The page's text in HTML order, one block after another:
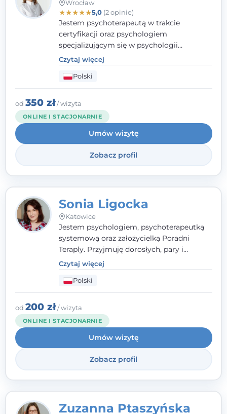
Wrocław
★★★★★5,0(2 opinie)
Jestem psychoterapeutą w trakcie
certyfikacji oraz psychologiem
specjalizującym się w psychologii
klinicznej. Ukończyłam również studia
podyplomowe z Praktycznej Diagnozy
Psychologicznej. Aktywnie uczestniczę w
działalności Polskiego Towarzystwa
Psychiatrycznego oraz Polskiego
Towarzystwa Psychologicznego, a także
jestem członkiem nadzwyczajnym
Wielkopolskiego Towarzystwa Terapii
Systemowej.
Czytaj więcej
Polski
od 350 zł/ wizyta
ONLINE I STACJONARNIE
Umów wizytę
Zobacz profil
Sonia Ligocka
Katowice
Jestem psychologiem, psychoterapeutką
systemową oraz założycielką Poradni
Teraply. Przyjmuję dorosłych, pary i
rodziny, dobierając metody do
indywidualnych zasobów pacjenta. Wierzę
w drzemiące w Tobie zasoby, które
pozwolą Ci wyjść z kryzysu - a jeśli jeszcze
ich nie widzisz, pomogę Ci je odsłonić.
Czytaj więcej
Polski
od 200 zł/ wizyta
ONLINE I STACJONARNIE
Umów wizytę
Zobacz profil
Zuzanna Ptaszyńska